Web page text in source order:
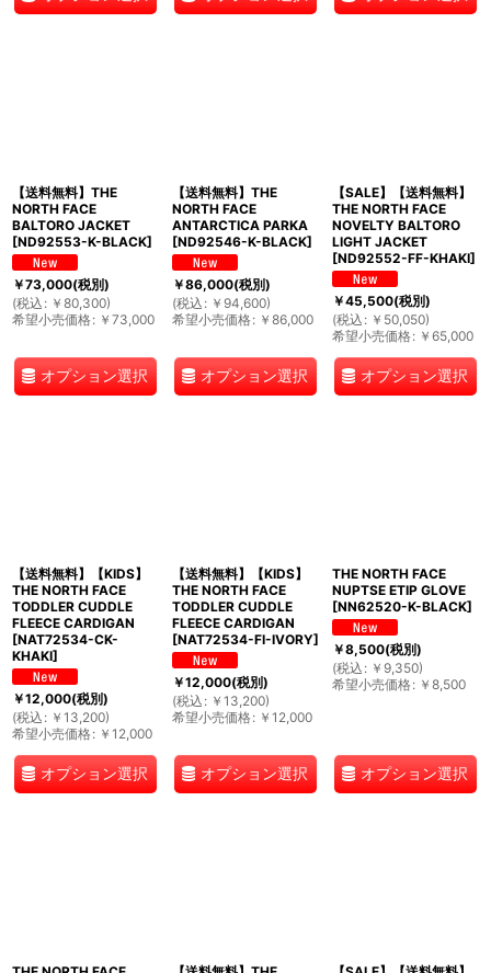
【送料無料】THE
NORTH FACE
BALTORO JACKET
[ND92553-K-BLACK]
￥73,000(税別)
(税込 : ￥ 80,300)
希望小売価格: ￥ 73,000
オプション選択
【送料無料】THE
NORTH FACE
ANTARCTICA PARKA
[ND92546-K-BLACK]
￥86,000(税別)
(税込 : ￥ 94,600)
希望小売価格: ￥ 86,000
オプション選択
【SALE】【送料無料】
THE NORTH FACE
NOVELTY BALTORO
LIGHT JACKET
[ND92552-FF-KHAKI]
￥45,500(税別)
(税込 : ￥ 50,050)
希望小売価格: ￥ 65,000
オプション選択
【送料無料】【KIDS】
THE NORTH FACE
TODDLER CUDDLE
FLEECE CARDIGAN
[NAT72534-CK-
KHAKI]
￥12,000(税別)
(税込 : ￥ 13,200)
希望小売価格: ￥ 12,000
オプション選択
【送料無料】【KIDS】
THE NORTH FACE
TODDLER CUDDLE
FLEECE CARDIGAN
[NAT72534-FI-IVORY]
￥12,000(税別)
(税込 : ￥ 13,200)
希望小売価格: ￥ 12,000
オプション選択
THE NORTH FACE
NUPTSE ETIP GLOVE
[NN62520-K-BLACK]
￥8,500(税別)
(税込 : ￥ 9,350)
希望小売価格: ￥ 8,500
オプション選択